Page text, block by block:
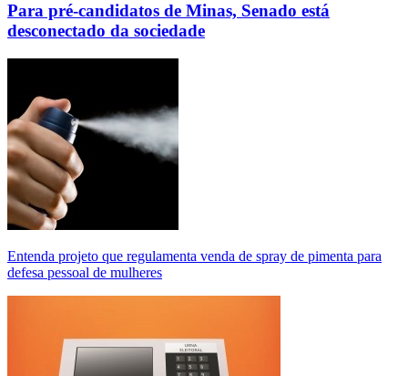
Para pré-candidatos de Minas, Senado está
desconectado da sociedade
Entenda projeto que regulamenta venda de spray de pimenta para
defesa pessoal de mulheres